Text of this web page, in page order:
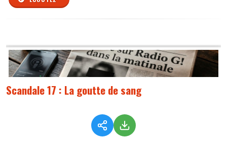
Scandale 17 : La goutte de sang